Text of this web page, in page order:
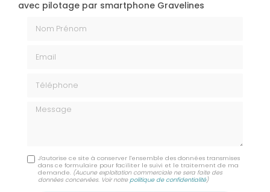
avec pilotage par smartphone Gravelines
Message
J'autorise ce site à conserver l'ensemble des données transmises
dans ce formulaire pour faciliter le suivi et le traitement de ma
demande. (Aucune exploitation commerciale ne sera faite des
données concervées. Voir notrepolitique de confidentialité)